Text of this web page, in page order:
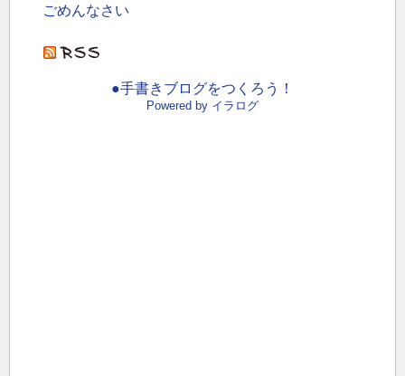
ごめんなさい
●手書きブログをつくろう！
Powered by イラログ